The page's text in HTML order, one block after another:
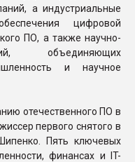
а индустриальные
цифровой
ПО, а также научно-
объединяющих
и научное
отечественного ПО в
первого снятого в
Пять ключевых
финансах и IT-